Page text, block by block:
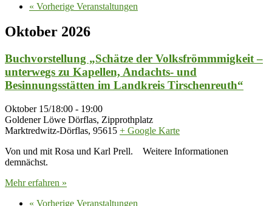
« Vorherige Veranstaltungen
Oktober 2026
Buchvorstellung „Schätze der Volksfrömmmigkeit –
unterwegs zu Kapellen, Andachts- und
Besinnungsstätten im Landkreis Tirschenreuth“
Oktober 15/18:00 - 19:00
Goldener Löwe Dörflas, Zipprothplatz
Marktredwitz-Dörflas, 95615 + Google Karte
Von und mit Rosa und Karl Prell. Weitere Informationen
demnächst.
Mehr erfahren »
« Vorherige Veranstaltungen